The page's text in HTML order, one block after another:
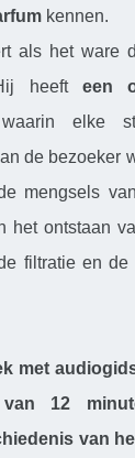
kennen.
als het ware
heeft een
elke
de bezoeker
mengsels
het ontstaan
filtratie en de
met
12
van